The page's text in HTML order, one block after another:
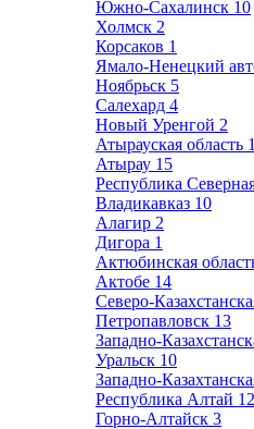
Южно-Сахалинск 10
Холмск 2
Корсаков 1
Ямало-Ненецкий
Ноябрьск 5
Салехард 4
Новый Уренгой 2
Атырауская область
Атырау 15
Республика
Владикавказ 10
Алагир 2
Дигора 1
Актюбинская
Актобе 14
Северо-
Петропавловск 13
Западно-
Уральск 10
Западно-
Республика Алтай 12
Горно-Алтайск 3